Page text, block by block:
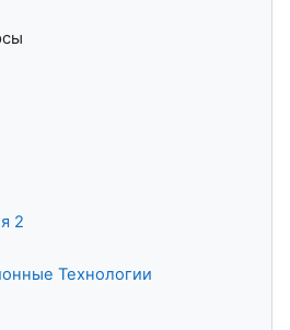
2
Технологии